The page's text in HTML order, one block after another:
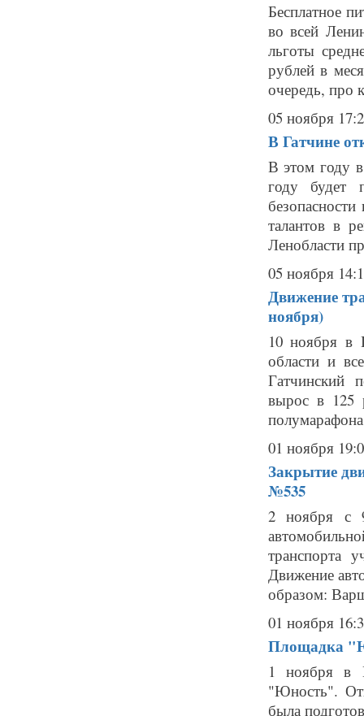
Бесплатное
во всей
льготы
рублей в
очередь, про
05 ноября
В Гатчине
В этом году
году будет
талантов в
Ленобласти
05 ноября
Движение
ноября)
10 ноября в
области и
Гатчинский
вырос в 125
01 ноября
Закрытие
№535
2 ноября с
транспорта
Движение
образом:
01 ноября
Площадка
1 ноября в
"Юность".
была